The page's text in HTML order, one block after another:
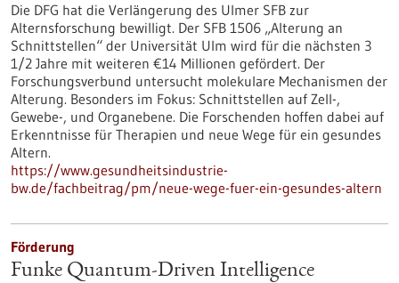
Die DFG hat die Verlängerung des Ulmer SFB zur
Alternsforschung bewilligt. Der SFB 1506 „Alterung an
Schnittstellen“ der Universität Ulm wird für die nächsten 3
1/2 Jahre mit weiteren €14 Millionen gefördert. Der
Forschungsverbund untersucht molekulare Mechanismen der
Alterung. Besonders im Fokus: Schnittstellen auf Zell-,
Gewebe-​, und Organebene. Die Forschenden hoffen dabei auf
Erkenntnisse für Therapien und neue Wege für ein gesundes
Altern.
https://www.gesundheitsindustrie-
bw.de/fachbeitrag/pm/neue-wege-fuer-ein-gesundes-altern
Förderung
Funke Quantum-Driven Intelligence